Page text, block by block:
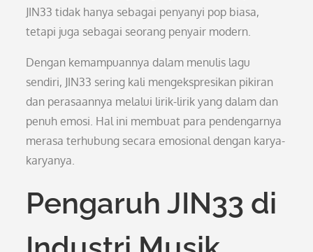
JIN33 tidak hanya sebagai penyanyi pop biasa,
tetapi juga sebagai seorang penyair modern.
Dengan kemampuannya dalam menulis lagu
sendiri, JIN33 sering kali mengekspresikan pikiran
dan perasaannya melalui lirik-lirik yang dalam dan
penuh emosi. Hal ini membuat para pendengarnya
merasa terhubung secara emosional dengan karya-
karyanya.
Pengaruh JIN33 di